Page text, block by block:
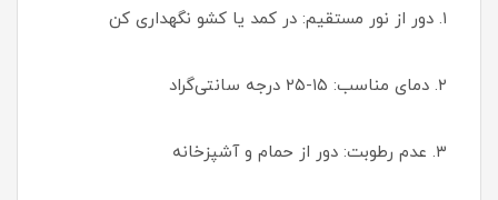
۱. دور از نور مستقیم: در کمد یا کشو نگهداری کن
۲. دمای مناسب: ۱۵-۲۵ درجه سانتی‌گراد
۳. عدم رطوبت: دور از حمام و آشپزخانه